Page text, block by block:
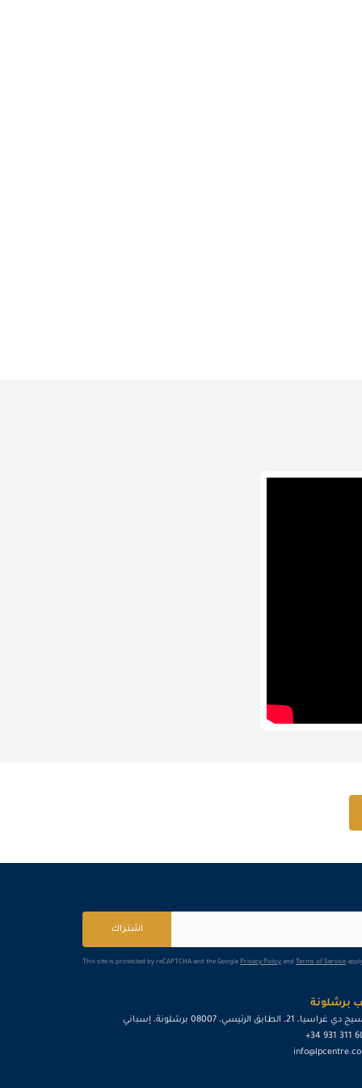
اشتراك
This site is protected by reCAPTCHA and the Google Privacy Policy and Terms of Service
برشلونة
غراسيا، 21، الطابق الرئيسي، 08007 برشلونة، إسباني
+34 931 311